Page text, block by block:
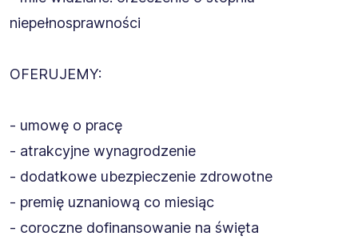
niepełnosprawności
OFERUJEMY:
- umowę o pracę
- atrakcyjne wynagrodzenie
- dodatkowe ubezpieczenie zdrowotne
- premię uznaniową co miesiąc
- coroczne dofinansowanie na święta